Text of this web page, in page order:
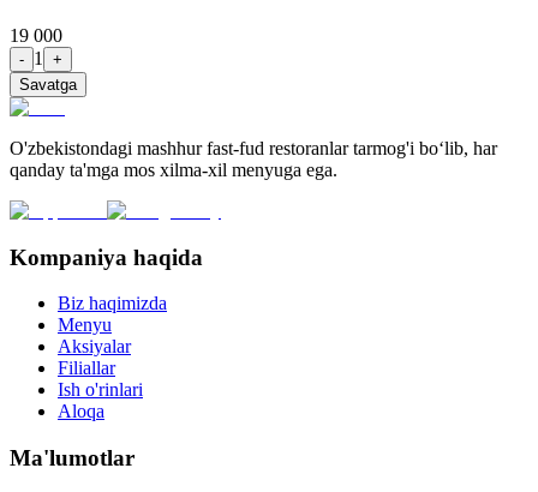
19 000
- 1
+
Savatga
O'zbekistondagi mashhur fast-fud restoranlar tarmog'i bo‘lib, har
qanday ta'mga mos xilma-xil menyuga ega.
Kompaniya haqida
Biz haqimizda
Menyu
Aksiyalar
Filiallar
Ish o'rinlari
Aloqa
Ma'lumotlar